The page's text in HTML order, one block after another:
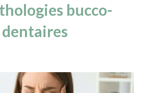
bucco-
dentaires